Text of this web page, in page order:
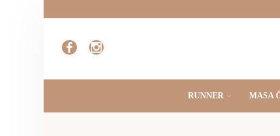
RUNNER MASA